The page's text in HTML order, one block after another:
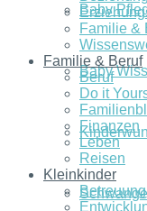
Baby
Baby
Familie &
Familie & Beruf
Beruf
Do it
Finanzen
Leben
Reisen
Kleinkinder
Betreuung